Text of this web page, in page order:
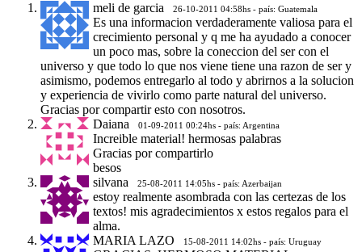
meli de garcia
26-10-2011 04:58hs - país: Guatemala
Es una informacion verdaderamente valiosa para el
crecimiento personal y q me ha ayudado a conocer
un poco mas, sobre la coneccion del ser con el
universo y que todo lo que nos viene tiene una razon de ser y
asimismo, podemos entregarlo al todo y abrirnos a la solucion
y experiencia de vivirlo como parte natural del universo.
Gracias por compartir esto con nosotros.
Daiana
01-09-2011 00:24hs - país: Argentina
Increible material! hermosas palabras
Gracias por compartirlo
besos
silvana
25-08-2011 14:05hs - país: Azerbaijan
estoy realmente asombrada con las certezas de los
textos! mis agradecimientos x estos regalos para el
alma.
MARIA LAZO
15-08-2011 14:02hs - país: Uruguay